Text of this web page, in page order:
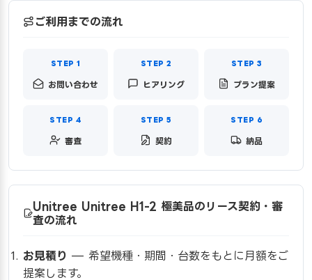
ご利用までの流れ
お問い合わせ ヒアリング プラン提案
審査 契約 納品
Unitree Unitree H1-2 極美品のリース契約・審
査の流れ
お見積り — 希望機種・期間・台数をもとに月額をご
提案します。